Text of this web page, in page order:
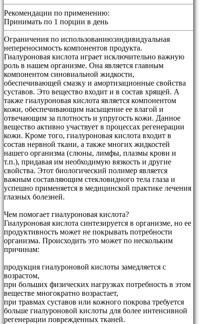
Рекомендации по применению:
Принимать по 1 порции в день
Ограничения по использованию:индивидуальная
непереносимость компонентов продукта.
Гиалуроновая кислота играет исключительно важную
роль в нашем организме. Она является главным
компонентом синовиальной жидкости,
обеспечивающей смазку и амортизационные свойства
суставов. Это вещество входит и в состав хрящей. А
также гиалуроновая кислота является компонентом
кожи, обеспечивающим насыщение ее влагой и
отвечающим за плотность и упругость кожи. Данное
вещество активно участвует в процессах регенерации
кожи. Кроме того, гиалуроновая кислота входит в
состав нервной ткани, а также многих жидкостей
нашего организма (слюны, лимфы, плазмы крови и
т.п.), придавая им необходимую вязкость и другие
свойства. Этот биологический полимер является
важным составляющим стекловидного тела глаза и
успешно применяется в медицинской практике лечения
глазных болезней.
Чем помогает гиалуроновая кислота?
Гиалуроновая кислота синтезируется в организме, но ее
продуктивность может не покрывать потребности
организма. Происходить это может по нескольким
причинам:
продукция гиалуроновой кислоты замедляется с
возрастом,
при больших физических нагрузках потребность в этом
веществе многократно возрастает,
при травмах суставов или кожного покрова требуется
больше гиалуроновой кислоты для более интенсивной
регенерации поврежденных тканей.